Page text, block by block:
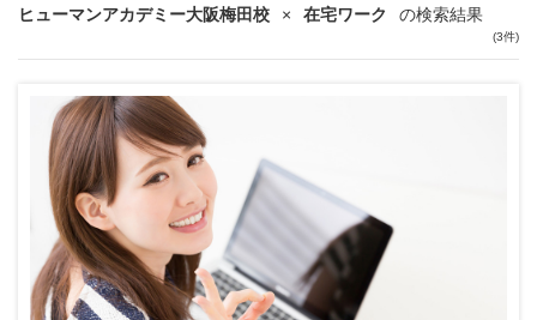
ヒューマンアカデミー大阪梅田校 × 在宅ワーク の検索結果
(3件)